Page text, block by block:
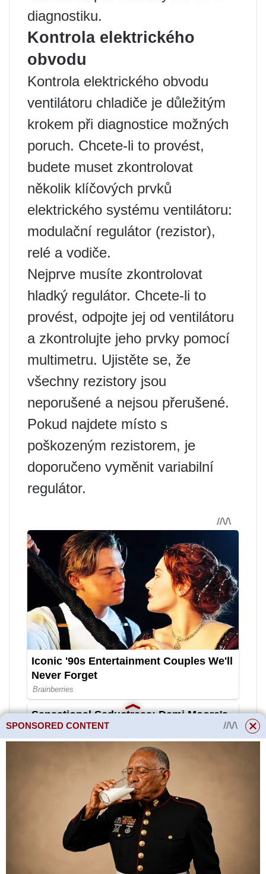
diagnostiku.
Kontrola elektrického
obvodu
Kontrola elektrického obvodu
ventilátoru chladiče je důležitým
krokem při diagnostice možných
poruch. Chcete-li to provést,
budete muset zkontrolovat
několik klíčových prvků
elektrického systému ventilátoru:
modulační regulátor (rezistor),
relé a vodiče.
Nejprve musíte zkontrolovat
hladký regulátor. Chcete-li to
provést, odpojte jej od ventilátoru
a zkontrolujte jeho prvky pomocí
multimetru. Ujistěte se, že
všechny rezistory jsou
neporušené a nejsou přerušené.
Pokud najdete místo s
poškozeným rezistorem, je
doporučeno vyměnit variabilní
regulátor.
SPONSORED CONTENT